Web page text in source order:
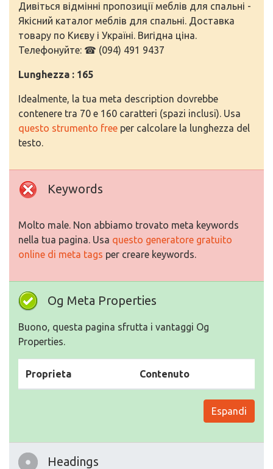
Дивіться відмінні пропозиції меблів для спальні -
Якісний каталог меблів для спальні. Доставка
товару по Києву і Україні. Вигідна ціна.
Телефонуйте: ☎ (094) 491 9437
Lunghezza : 165
Idealmente, la tua meta description dovrebbe
contenere tra 70 e 160 caratteri (spazi inclusi). Usa
questo strumento free per calcolare la lunghezza del
testo.
Keywords
Molto male. Non abbiamo trovato meta keywords
nella tua pagina. Usa questo generatore gratuito
online di meta tags per creare keywords.
Og Meta Properties
Buono, questa pagina sfrutta i vantaggi Og
Properties.
Proprieta Contenuto
Espandi
Headings